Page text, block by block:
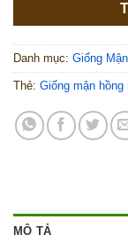
Danh mục: Giống
Thẻ: Giống mận
MÔ TẢ